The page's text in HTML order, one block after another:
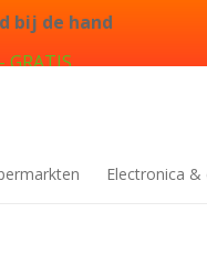
bij de hand
Electronica